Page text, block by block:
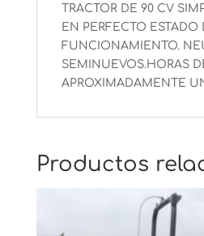
TRACTOR DE 90 CV
EN PERFECTO ESTADO
FUNCIONAMIENTO.
SEMINUEVOS.HORAS
APROXIMADAMENTE
Productos